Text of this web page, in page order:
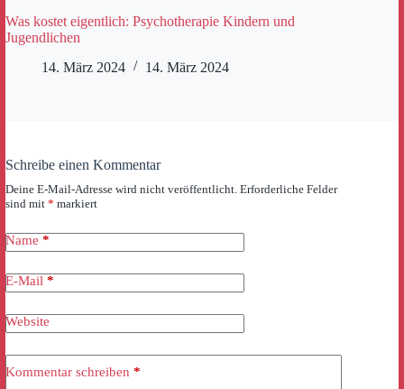
Was kostet eigentlich: Psychotherapie Kindern und
Jugendlichen
14. März 2024
14. März 2024
Schreibe einen Kommentar
Deine E-Mail-Adresse wird nicht veröffentlicht. Erforderliche Felder
sind mit * markiert
Name *
E-Mail *
Website
Kommentar schreiben *